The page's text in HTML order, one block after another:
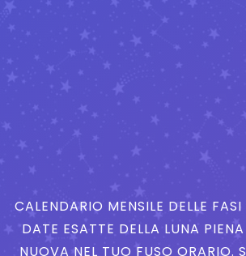
CALENDARIO MENSILE DELLE
DATE ESATTE DELLA LUNA
NUOVA NEL TUO FUSO ORARIO.